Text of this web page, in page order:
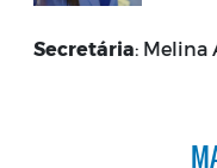
Secretária: Melina